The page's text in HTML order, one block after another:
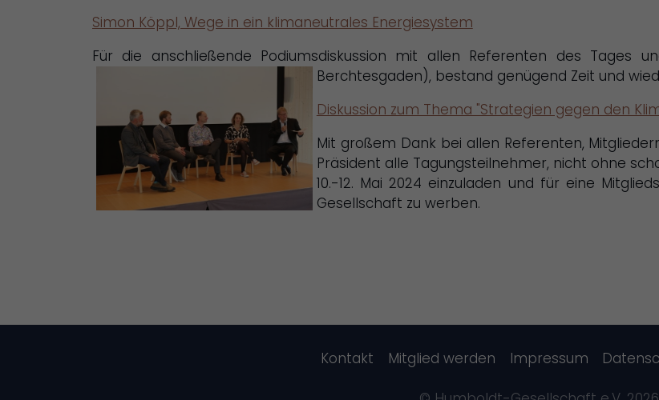
Simon Köppl, Wege in ein klimaneutrales Energiesystem
Für die anschließende Podiumsdiskussion mit allen Referenten des Tages
Berchtesgaden), bestand genügend Zeit und
Diskussion zum Thema "Strategien gegen den
Mit großem Dank bei allen Referenten,
Präsident alle Tagungsteilnehmer, nicht ohne
10.-12. Mai 2024 einzuladen und für eine
Gesellschaft zu werben.
Kontakt Mitglied werden Impressum